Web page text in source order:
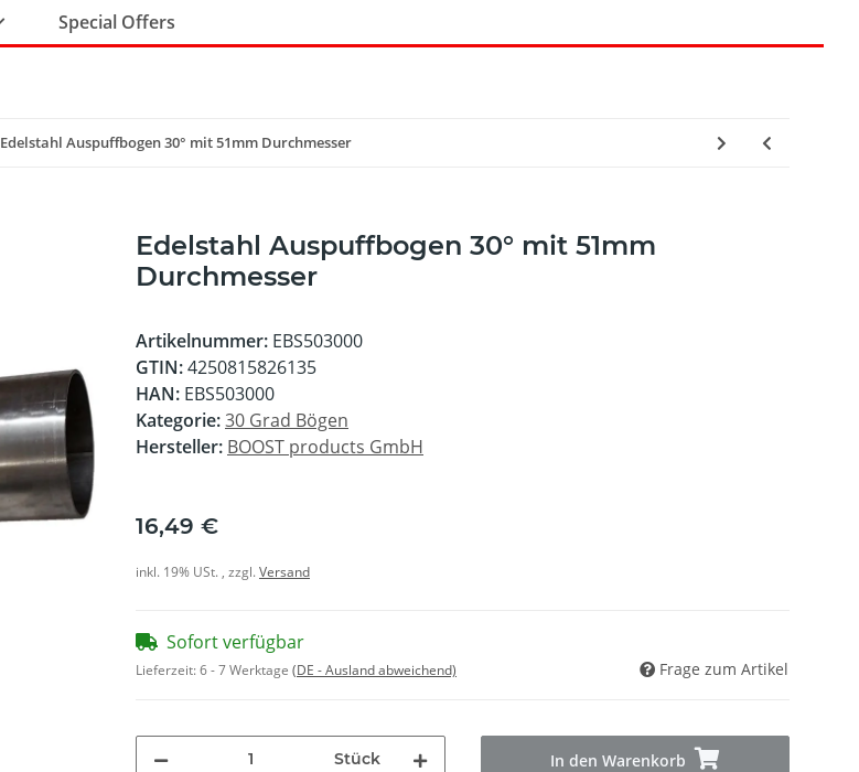
Special Offers
Edelstahl Auspuffbogen 30° mit 51mm Durchmesser
Edelstahl Auspuffbogen 30° mit 51mm
Durchmesser
Artikelnummer: EBS503000
GTIN:4250815826135
HAN: EBS503000
Kategorie:30 Grad Bögen
Hersteller: BOOST products GmbH
16,49 €
inkl. 19% USt. , zzgl.Versand
Sofort verfügbar
Lieferzeit:6 - 7 Werktage (DE - Ausland abweichend) Frage zum Artikel
Stück In den Warenkorb